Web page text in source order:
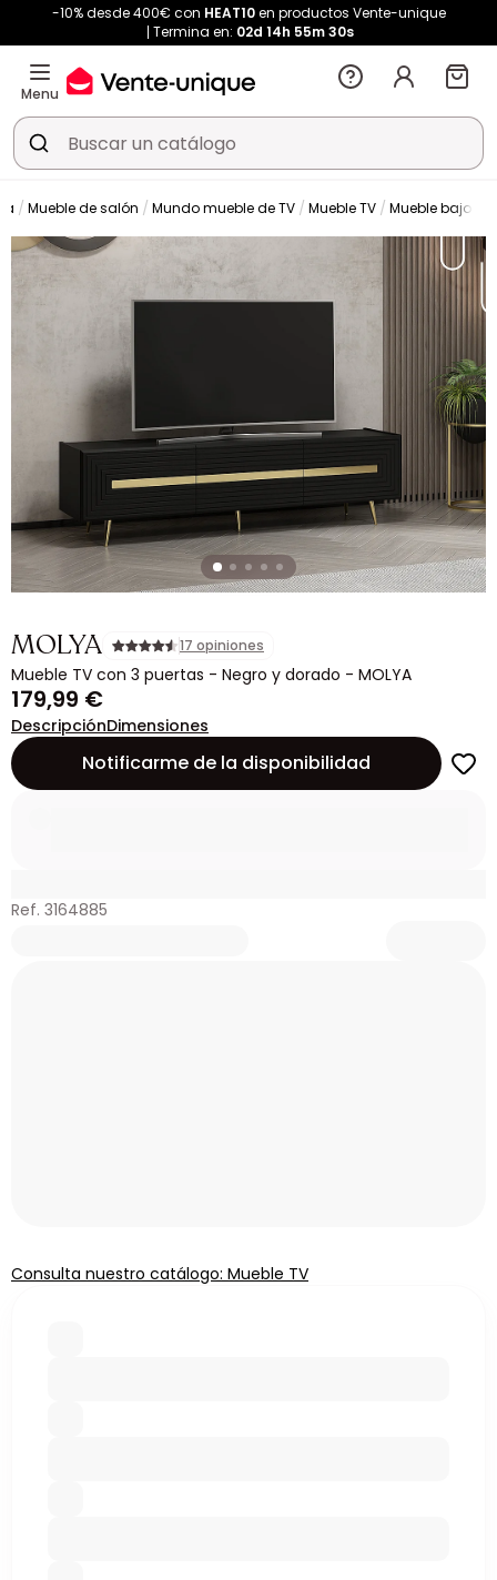
-10% desde 400€ con HEAT10en productos Vente-unique
Termina en: 02d 14h 55m 28s
Menu
Mueble de salón Mundo mueble de TV Mueble TV Mueble bajo de
MOLYA 17 opiniones
Mueble TV con 3 puertas - Negro y dorado - MOLYA
179,99 €
DescripciónDimensiones
Notificarme de la disponibilidad
Ref. 3164885
Consulta nuestro catálogo: Mueble TV